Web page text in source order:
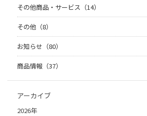
その他商品・サービス（14）
その他（8）
お知らせ（80）
商品情報（37）
アーカイブ
2026年